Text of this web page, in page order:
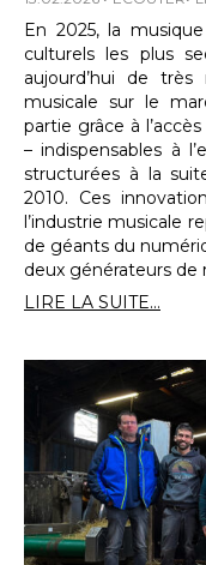
En 2025, la
culturels les plus
aujourd’hui de
musicale sur le
partie grâce à
– indispensables à
structurées à la
2010. Ces
l’industrie musicale
de géants du
deux générateurs de
LIRE LA SUITE...